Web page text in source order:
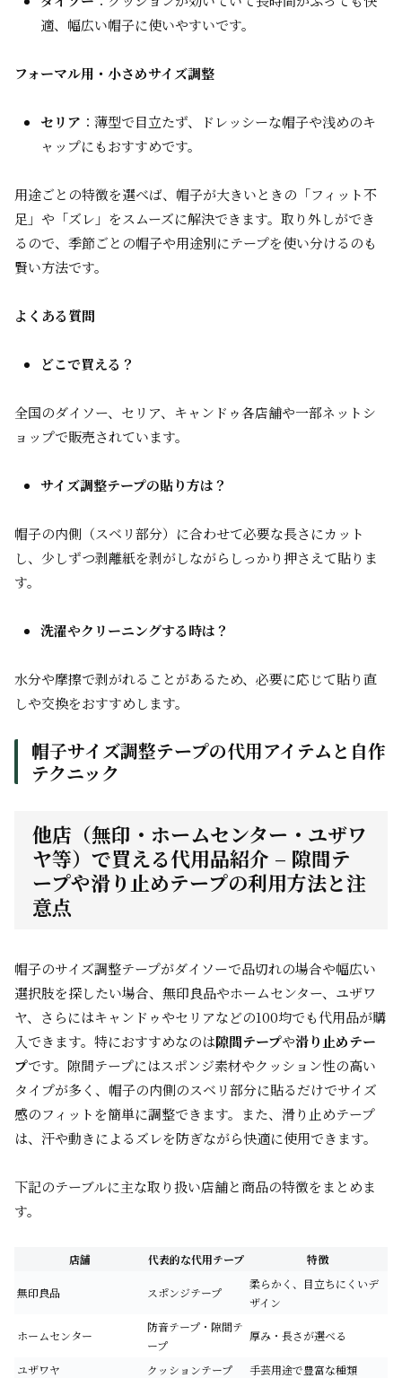
適、幅広い帽子に使いやすいです。
フォーマル用・小さめサイズ調整
セリア ：薄型で目立たず、ドレッシーな帽子や浅めのキ
ャップにもおすすめです。
用途ごとの特徴を選べば、帽子が大きいときの「フィット不
足」や「ズレ」をスムーズに解決できます。取り外しができ
るので、季節ごとの帽子や用途別にテープを使い分けるのも
賢い方法です。
よくある質問
どこで買える？
全国のダイソー、セリア、キャンドゥ各店舗や一部ネットシ
ョップで販売されています。
サイズ調整テープの貼り方は？
帽子の内側（スベリ部分）に合わせて必要な長さにカット
し、少しずつ剥離紙を剥がしながらしっかり押さえて貼りま
す。
洗濯やクリーニングする時は？
水分や摩擦で剥がれることがあるため、必要に応じて貼り直
しや交換をおすすめします。
帽子サイズ調整テープの代用アイテムと自作
テクニック
他店（無印・ホームセンター・ユザワ
ヤ等）で買える代用品紹介 – 隙間テ
ープや滑り止めテープの利用方法と注
意点
帽子のサイズ調整テープがダイソーで品切れの場合や幅広い
選択肢を探したい場合、無印良品やホームセンター、ユザワ
ヤ、さらにはキャンドゥやセリアなどの100均でも代用品が購
入できます。特におすすめなのは隙間テープや滑り止めテー
プです。隙間テープにはスポンジ素材やクッション性の高い
タイプが多く、帽子の内側のスベリ部分に貼るだけでサイズ
感のフィットを簡単に調整できます。また、滑り止めテープ
は、汗や動きによるズレを防ぎながら快適に使用できます。
下記のテーブルに主な取り扱い店舗と商品の特徴をまとめま
す。
店舗 代表的な代用テープ 特徴
無印良品 スポンジテープ
柔らかく、目立ちにくいデ
ザイン
ホームセンター
防音テープ・隙間テ
ープ
厚み・長さが選べる
ユザワヤ クッションテープ
手芸用途で豊富な種類